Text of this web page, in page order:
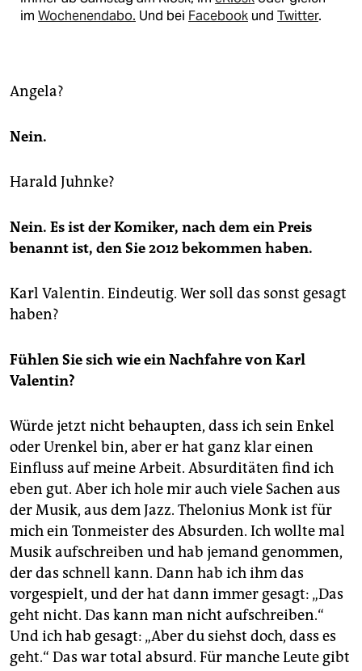
im Wochenendabo. Und bei Facebook und Twitter.
Angela?
Nein.
Harald Juhnke?
Nein. Es ist der Komiker, nach dem ein Preis
benannt ist, den Sie 2012 bekommen haben.
Karl Valentin. Eindeutig. Wer soll das sonst gesagt
haben?
Fühlen Sie sich wie ein Nachfahre von Karl
Valentin?
Würde jetzt nicht behaupten, dass ich sein Enkel
oder Urenkel bin, aber er hat ganz klar einen
Einfluss auf meine Arbeit. Absurditäten find ich
eben gut. Aber ich hole mir auch viele Sachen aus
der Musik, aus dem Jazz. Thelonius Monk ist für
mich ein Tonmeister des Absurden. Ich wollte mal
Musik aufschreiben und hab jemand genommen,
der das schnell kann. Dann hab ich ihm das
vorgespielt, und der hat dann immer gesagt: „Das
geht nicht. Das kann man nicht aufschreiben.“
Und ich hab gesagt: „Aber du siehst doch, dass es
geht.“ Das war total absurd. Für manche Leute gibt